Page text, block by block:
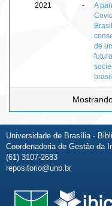
2021 -
A
de
Universidade de Brasília -
Coordenadoria de Gestão da
(61) 3107-2683
repositorio@unb.br